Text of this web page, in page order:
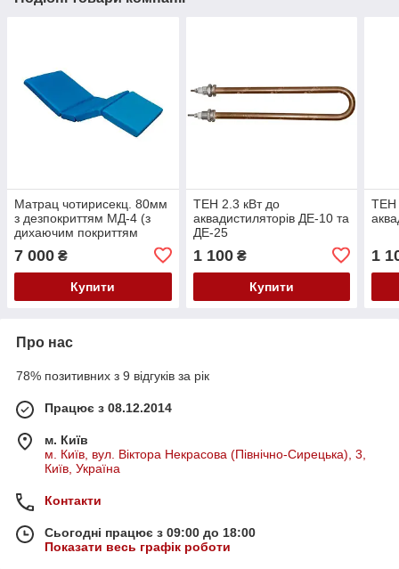
Матрац чотирисекц. 80мм
з дезпокриттям МД-4 (з
дихаючим покриттям
7 000 ₴
Купити
ТЕН 2.3 кВт до
аквадистиляторів ДЕ-10 та
ДЕ-25
1 100₴
Купити
ТЕН
1
Про нас
78% позитивних з 9 відгуків за рік
Працює з 08.12.2014
м. Київ
м. Київ, вул. Віктора Некрасова (Північно-Сирецька), 3,
Київ, Україна
Контакти
Сьогодні працює з 09:00 до 18:00
Показати весь графік роботи